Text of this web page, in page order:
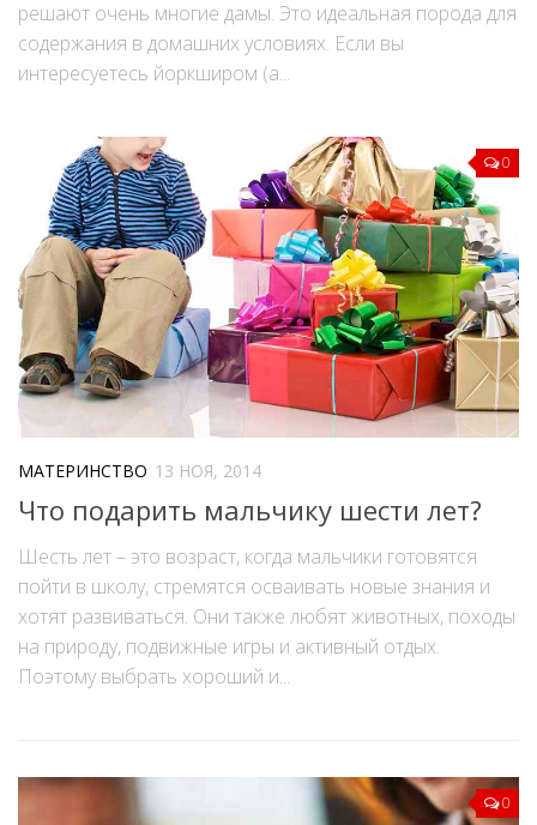
решают очень многие дамы. Это идеальная порода для
содержания в домашних условиях. Если вы
интересуетесь йоркширом (а...
0
МАТЕРИНСТВО 13 НОЯ, 2014
Что подарить мальчику шести лет?
Шесть лет – это возраст, когда мальчики готовятся
пойти в школу, стремятся осваивать новые знания и
хотят развиваться. Они также любят животных, походы
на природу, подвижные игры и активный отдых.
Поэтому выбрать хороший и...
0